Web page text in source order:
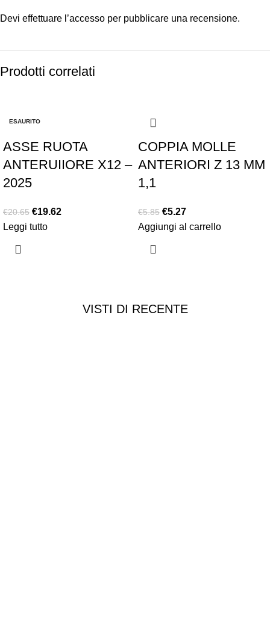
Devi effettuare l’accesso per pubblicare una recensione.
Prodotti correlati
ESAURITO
ASSE RUOTA
ANTERUIIORE X12 –
2025
€20.65 €19.62
Leggi tutto
COPPIA MOLLE
ANTERIORI Z 13 MM
1,1
€5.85 €5.27
Aggiungi al carrello
VISTI DI RECENTE